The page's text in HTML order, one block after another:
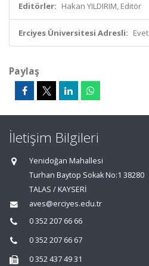
Editörler: Hakan YILDIRIM, Editör
Erciyes Üniversitesi Adresli: Evet
Paylaş
İletişim Bilgileri
Yenidoğan Mahallesi
Turhan Baytop Sokak No:1 38280
TALAS / KAYSERİ
aves@erciyes.edu.tr
0 352 207 66 66
0 352 207 66 67
0 352 437 49 31